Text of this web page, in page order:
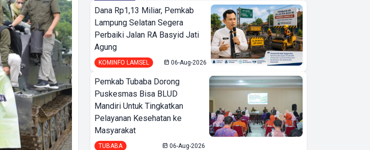
Dana Rp1,13 Miliar, Pemkab
Lampung Selatan Segera
Perbaiki Jalan RA Basyid Jati
Agung
KOMINFO LAMSEL 06-Aug-2026
Pemkab Tubaba Dorong
Puskesmas Bisa BLUD
Mandiri Untuk Tingkatkan
Pelayanan Kesehatan ke
Masyarakat
TUBABA 06-Aug-2026